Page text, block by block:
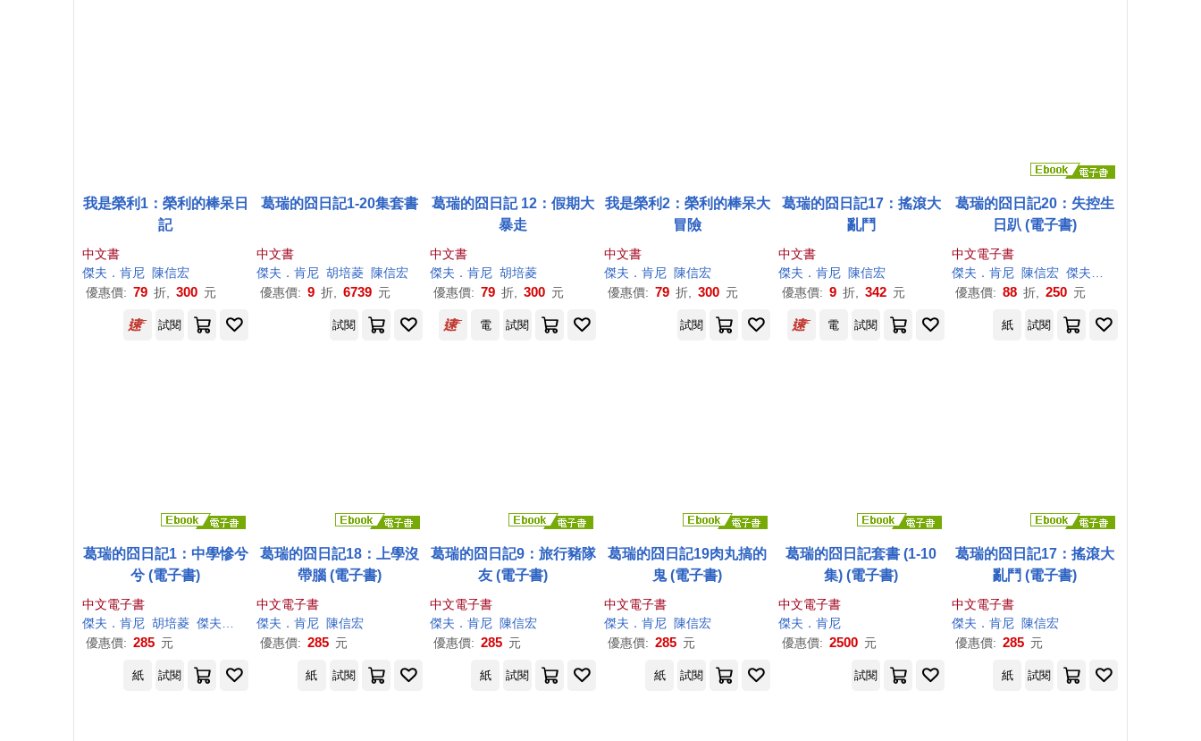
我是榮利1：榮利的棒呆日
記
中文書
傑夫 ． 肯尼
陳信宏
優惠價: 79 折, 300 元
葛瑞的囧日記1-20集套書
中文書
傑夫 ． 肯尼 胡培菱
陳信宏
優惠價: 9 折, 6739 元
葛瑞的囧日記 12：假期大
暴走
中文書
傑夫 ．肯尼 胡培菱
優惠價: 79 折, 300 元
我是榮利2：榮利的棒呆大
冒險
中文書
傑夫 ．肯尼
陳信宏
優惠價: 79 折, 300 元
葛瑞的囧日記17：搖滾大
亂鬥
中文書
傑夫 ． 肯尼
陳信宏
優惠價: 9 折, 342 元
葛瑞的囧日記20：失控生
日趴 (電子書)
中文電子書
傑夫 ．肯尼 陳信宏 傑夫
優惠價: 88 折, 250 元
試閱 試閱 電 試閱 試閱 電 試閱 紙 試閱
葛瑞的囧日記1：中學慘兮
兮 (電子書)
中文電子書
傑夫 ． 肯尼 胡培菱 傑夫 肯尼(傑夫 ．肯尼
)
優惠價: 285 元
葛瑞的囧日記18：上學沒
帶腦 (電子書)
中文電子書
傑夫 ． 肯尼
陳信宏
優惠價: 285 元
葛瑞的囧日記9：旅行豬隊
友 (電子書)
中文電子書
傑夫 ．肯尼
陳信宏
優惠價: 285 元
葛瑞的囧日記19肉丸搞的
鬼 (電子書)
中文電子書
傑夫 ．肯尼
陳信宏
優惠價: 285 元
葛瑞的囧日記套書 (1-10
集) (電子書)
中文電子書
傑夫 ． 肯尼
優惠價: 2500 元
葛瑞的囧日記17：搖滾大
亂鬥 (電子書)
中文電子書
傑夫 ．肯尼
陳信宏
優惠價: 285 元
紙 試閱 紙 試閱 紙 試閱 紙 試閱 試閱 紙 試閱